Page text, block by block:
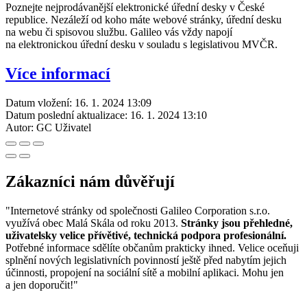
Poznejte nejprodávanější elektronické úřední desky v České
republice. Nezáleží od koho máte webové stránky, úřední desku
na webu či spisovou službu. Galileo vás vždy napojí
na elektronickou úřední desku v souladu s legislativou MVČR.
Více informací
Datum vložení: 16. 1. 2024 13:09
Datum poslední aktualizace: 16. 1. 2024 13:10
Autor: GC Uživatel
Zákazníci nám důvěřují
"Internetové stránky od společnosti Galileo Corporation s.r.o.
využívá obec Malá Skála od roku 2013. Stránky jsou přehledné,
uživatelsky velice přívětivé, technická podpora profesionální.
Potřebné informace sdělíte občanům prakticky ihned. Velice oceňuji
splnění nových legislativních povinností ještě před nabytím jejich
účinnosti, propojení na sociální sítě a mobilní aplikaci. Mohu jen
a jen doporučit!"